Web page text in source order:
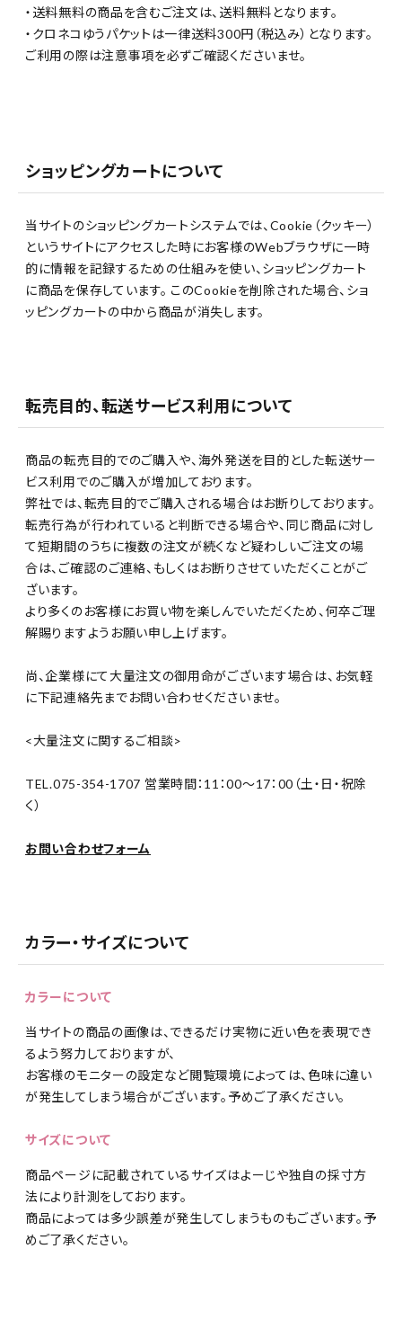
・送料無料の商品を含むご注文は、送料無料となります。
・クロネコゆうパケットは一律送料300円（税込み）となります。
ご利用の際は注意事項を必ずご確認くださいませ。
ショッピングカートについて
当サイトのショッピングカートシステムでは、Cookie（クッキー）
というサイトにアクセスした時にお客様のWebブラウザに一時
的に情報を記録するための仕組みを使い、ショッピングカート
に商品を保存しています。 このCookieを削除された場合、ショ
ッピングカートの中から商品が消失します。
転売目的、転送サービス利用について
商品の転売目的でのご購入や、海外発送を目的とした転送サー
ビス利用でのご購入が増加しております。
弊社では、転売目的でご購入される場合はお断りしております。
転売行為が行われていると判断できる場合や、同じ商品に対し
て短期間のうちに複数の注文が続くなど疑わしいご注文の場
合は、ご確認のご連絡、もしくはお断りさせていただくことがご
ざいます。
より多くのお客様にお買い物を楽しんでいただくため、何卒ご理
解賜りますようお願い申し上げます。
尚、企業様にて大量注文の御用命がございます場合は、お気軽
に下記連絡先までお問い合わせくださいませ。
<大量注文に関するご相談>
TEL.075-354-1707 営業時間：11：00～17：00（土・日・祝除
く）
お問い合わせフォーム
カラー・サイズについて
カラーについて
当サイトの商品の画像は、できるだけ実物に近い色を表現でき
るよう努力しておりますが、
お客様のモニターの設定など閲覧環境によっては、色味に違い
が発生してしまう場合がございます。予めご了承ください。
サイズについて
商品ページに記載されているサイズはよーじや独自の採寸方
法により計測をしております。
商品によっては多少誤差が発生してしまうものもございます。予
めご了承ください。